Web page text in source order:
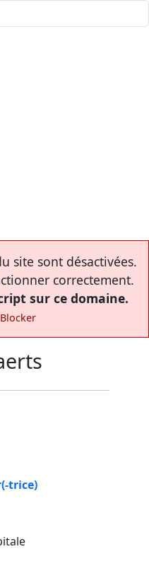
site sont désactivées.
correctement.
sur ce domaine.
trice)